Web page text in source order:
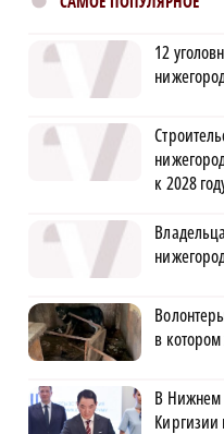
12
к 2028
в
В Нижнем
Киргизии